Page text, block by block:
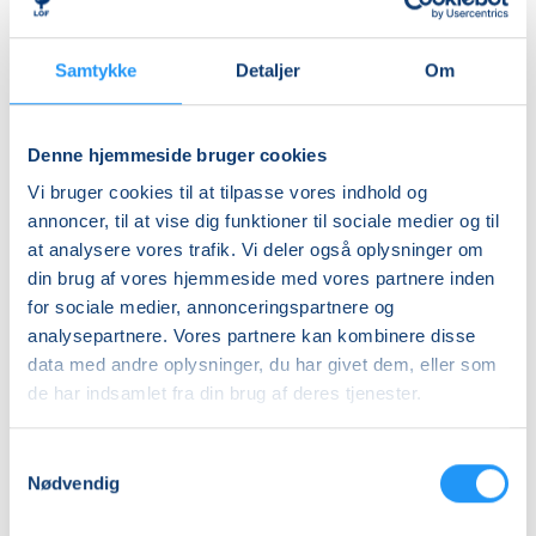
Samtykke Detaljer Om
Denne hjemmeside bruger cookies
Vi bruger cookies til at tilpasse vores indhold og
annoncer, til at vise dig funktioner til sociale medier og til
at analysere vores trafik. Vi deler også oplysninger om
din brug af vores hjemmeside med vores partnere inden
for sociale medier, annonceringspartnere og
analysepartnere. Vores partnere kan kombinere disse
data med andre oplysninger, du har givet dem, eller som
de har indsamlet fra din brug af deres tjenester.
Nødvendig
DKK 395,00
Ledig-KBH
DKK 372,00
Studerende-KBH
DKK 372,00
Studerende-FRB
DKK 375,00
Unge (18-25 år)-KBH
DKK 372,00